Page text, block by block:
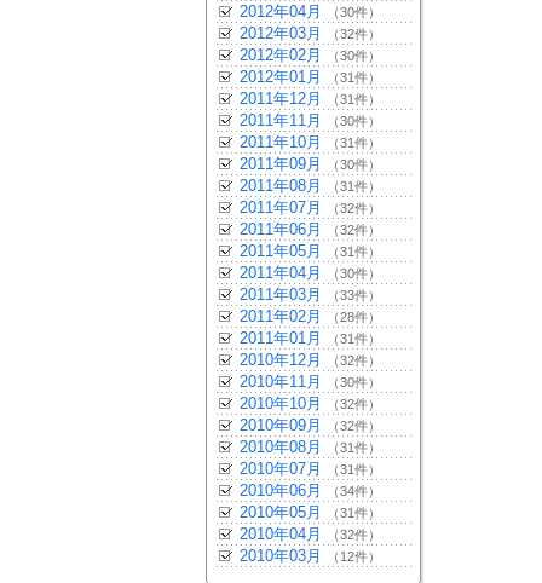
2012年04月 （30件）
2012年03月 （32件）
2012年02月 （30件）
2012年01月 （31件）
2011年12月 （31件）
2011年11月 （30件）
2011年10月 （31件）
2011年09月 （30件）
2011年08月 （31件）
2011年07月 （32件）
2011年06月 （32件）
2011年05月 （31件）
2011年04月 （30件）
2011年03月 （33件）
2011年02月 （28件）
2011年01月 （31件）
2010年12月 （32件）
2010年11月 （30件）
2010年10月 （32件）
2010年09月 （32件）
2010年08月 （31件）
2010年07月 （31件）
2010年06月 （34件）
2010年05月 （31件）
2010年04月 （32件）
2010年03月 （12件）